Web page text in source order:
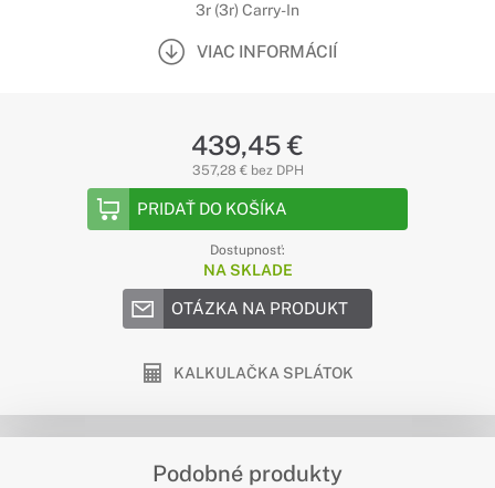
3r (3r) Carry-In
VIAC INFORMÁCIÍ
439,45 €
357,28 € bez DPH
PRIDAŤ DO KOŠÍKA
Dostupnosť:
NA SKLADE
OTÁZKA NA PRODUKT
KALKULAČKA SPLÁTOK
Podobné produkty